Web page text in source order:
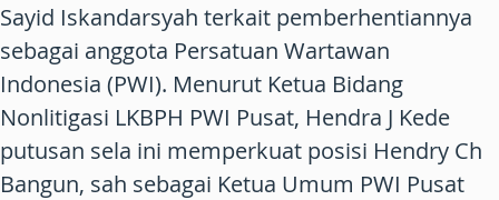
Sayid Iskandarsyah terkait pemberhentiannya
sebagai anggota Persatuan Wartawan
Indonesia (PWI). Menurut Ketua Bidang
Nonlitigasi LKBPH PWI Pusat, Hendra J Kede
putusan sela ini memperkuat posisi Hendry Ch
Bangun, sah sebagai Ketua Umum PWI Pusat